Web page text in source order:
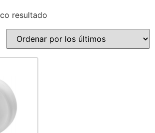
resultado